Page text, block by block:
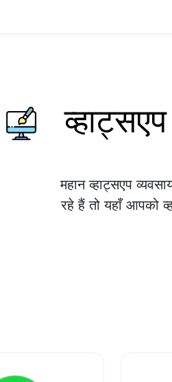
महान व्हाट्सएप
रहे हैं तो यहाँ आपको